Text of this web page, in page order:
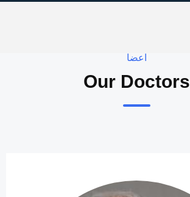
اعضا
Our Doctors